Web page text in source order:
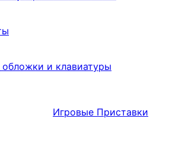
и клавиатуры
Игровые Приставки